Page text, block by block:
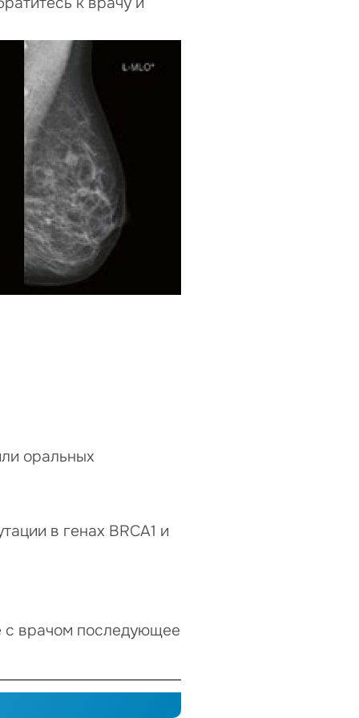
оральных
в генах BRCA1 и
с врачом последующее